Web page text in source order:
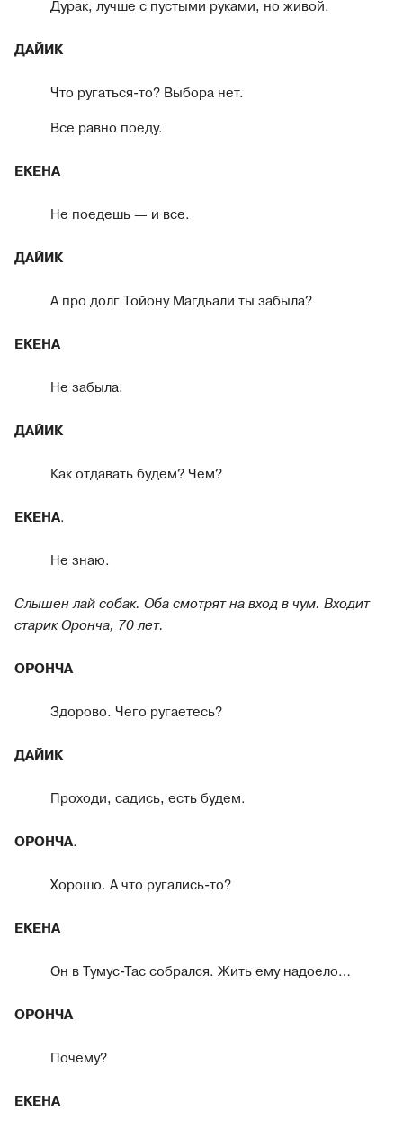
Дурак, лучше с пустыми руками, но живой.
ДАЙИК
Что ругаться-то? Выбора нет.
Все равно поеду.
ЕКЕНА
Не поедешь — и все.
ДАЙИК
А про долг Тойону Магдьали ты забыла?
ЕКЕНА
Не забыла.
ДАЙИК
Как отдавать будем? Чем?
ЕКЕНА.
Не знаю.
Слышен лай собак. Оба смотрят на вход в чум. Входит
старик Оронча, 70 лет.
ОРОНЧА
Здорово. Чего ругаетесь?
ДАЙИК
Проходи, садись, есть будем.
ОРОНЧА.
Хорошо. А что ругались-то?
ЕКЕНА
Он в Тумус-Тас собрался. Жить ему надоело…
ОРОНЧА
Почему?
ЕКЕНА